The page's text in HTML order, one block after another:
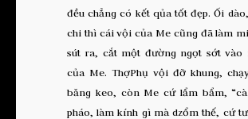
đều chẳng có kết qủa tốt đẹp. Ối
chi thì cái vội của Me cũng đã làm
sút ra, cắt một đường ngọt sớt vào
của Me. ThợPhụ vội đỡ khung,
băng keo, còn Me cứ lẩm bẩm,
pháo, làm kính gì mà dzổm thế, cứ